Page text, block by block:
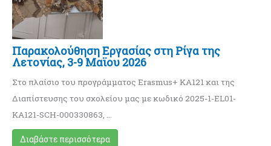
Παρακολούθηση Εργασίας στη Ρίγα της
Λετονίας, 3-9 Μαϊου 2026
Στο πλαίσιο του προγράμματος Erasmus+ KA121 και της
Διαπίστευσης του σχολείου μας με κωδικό 2025-1-EL01-
KA121-SCH-000330863, …
Διαβάστε περισσότερα